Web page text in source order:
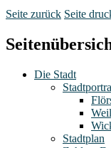
Seite zurück Seite
Die Stadt
Stadtplan